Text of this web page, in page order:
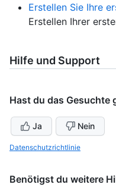
Erstellen Sie Ihre
Erstellen Ihrer
Hilfe und Support
Hast du das Gesuchte
Ja Nein
Datenschutzrichtlinie
Benötigst du weitere